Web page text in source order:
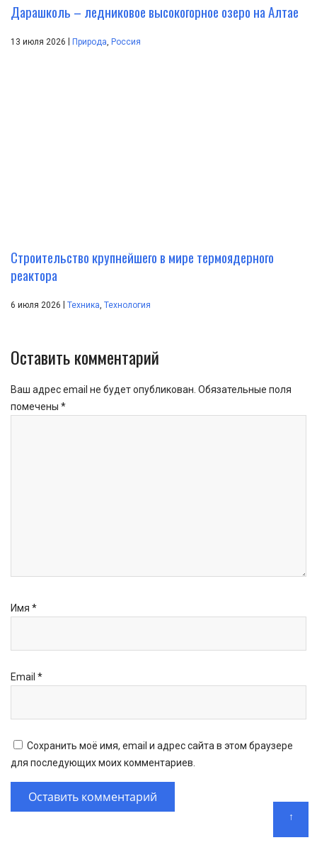
Дарашколь – ледниковое высокогорное озеро на Алтае
13 июля 2026 Природа, Россия
Строительство крупнейшего в мире термоядерного
реактора
6 июля 2026 Техника, Технология
Оставить комментарий
Ваш адрес email не будет опубликован. Обязательные поля
помечены *
Имя *
Email *
Сохранить моё имя, email и адрес сайта в этом браузере
для последующих моих комментариев.
↑